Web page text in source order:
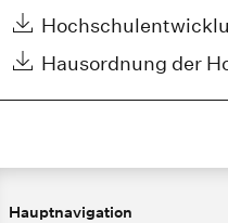
Hausordnung der
Hauptnavigation